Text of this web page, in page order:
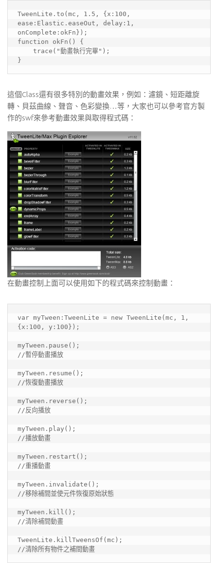
TweenLite.to(mc, 1.5, {x:100,
ease:Elastic.easeOut, delay:1,
onComplete:okFn});
function okFn() {
}
這個Class還有很多特別的動畫效果，例如：濾鏡、短距離旋
轉、貝茲曲線、聲音、色彩變換…等，大家也可以參考官方製
作的swf來參考動畫效果與取得程式碼：
在動畫控制上面可以使用如下的程式碼來控制動畫：
var myTween:TweenLite = new TweenLite(mc, 1,
{x:100, y:100});
myTween.pause();
//暫停動畫播放
myTween.resume();
//恢復動畫播放
myTween.reverse();
//反向播放
myTween.play();
//播放動畫
myTween.restart();
//重播動畫
myTween.invalidate();
//移除補間並使元件恢復原始狀態
myTween.kill();
//清除補間動畫
TweenLite.killTweensOf(mc);
//清除所有物件之補間動畫